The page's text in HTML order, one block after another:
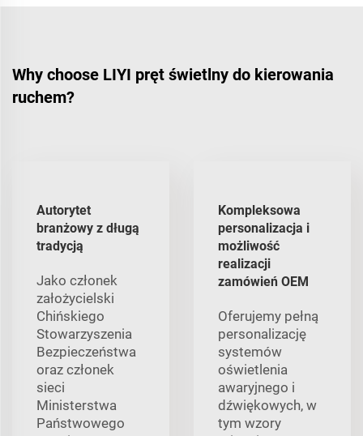
Why choose LIYI pręt świetlny do kierowania
ruchem?
Autorytet
branżowy z długą
tradycją
Jako członek
założycielski
Chińskiego
Stowarzyszenia
Bezpieczeństwa
oraz członek
sieci
Ministerstwa
Państwowego
Kompleksowa
personalizacja i
możliwość
realizacji
zamówień OEM
Oferujemy pełną
personalizację
systemów
oświetlenia
awaryjnego i
dźwiękowych, w
tym wzory